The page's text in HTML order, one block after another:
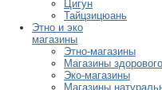
Цигун
Тайцзицюань
Этно и эко
магазины
Этно-магазины
Магазины
Эко-магазины
Магазины